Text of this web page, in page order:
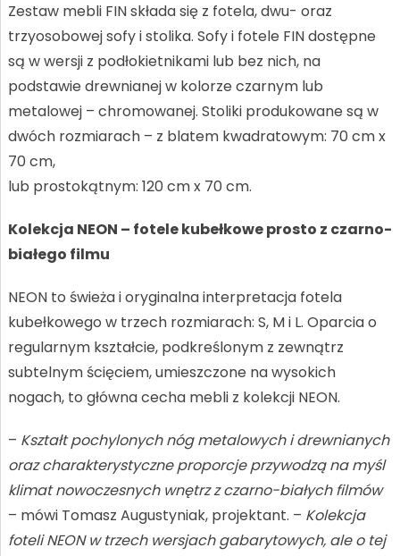
Zestaw mebli FIN składa się z fotela, dwu- oraz
trzyosobowej sofy i stolika. Sofy i fotele FIN dostępne
są w wersji z podłokietnikami lub bez nich, na
podstawie drewnianej w kolorze czarnym lub
metalowej – chromowanej. Stoliki produkowane są w
dwóch rozmiarach – z blatem kwadratowym: 70 cm x
70 cm,
lub prostokątnym: 120 cm x 70 cm.
Kolekcja NEON – fotele kubełkowe prosto z czarno-
białego filmu
NEON to świeża i oryginalna interpretacja fotela
kubełkowego w trzech rozmiarach: S, M i L. Oparcia o
regularnym kształcie, podkreślonym z zewnątrz
subtelnym ścięciem, umieszczone na wysokich
nogach, to główna cecha mebli z kolekcji NEON.
– Kształt pochylonych nóg metalowych i drewnianych
oraz charakterystyczne proporcje przywodzą na myśl
klimat nowoczesnych wnętrz z czarno-białych filmów
– mówi Tomasz Augustyniak, projektant. – Kolekcja
foteli NEON w trzech wersjach gabarytowych, ale o tej